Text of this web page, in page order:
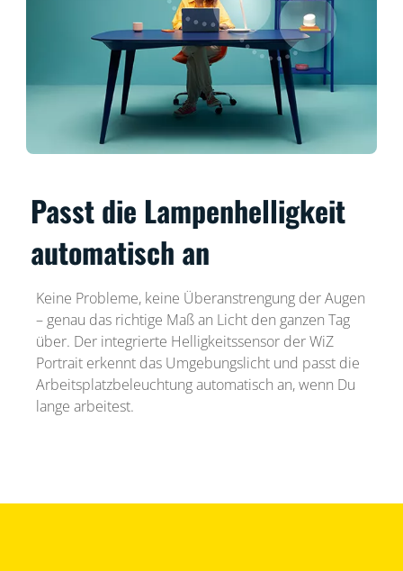
Passt die Lampenhelligkeit
automatisch an
Keine Probleme, keine Überanstrengung der Augen
– genau das richtige Maß an Licht den ganzen Tag
über. Der integrierte Helligkeitssensor der WiZ
Portrait erkennt das Umgebungslicht und passt die
Arbeitsplatzbeleuchtung automatisch an, wenn Du
lange arbeitest.